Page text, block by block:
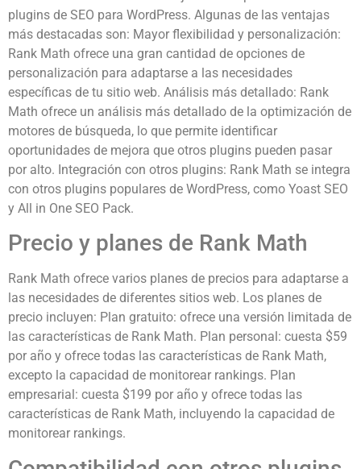
plugins de SEO para WordPress. Algunas de las ventajas
más destacadas son: Mayor flexibilidad y personalización:
Rank Math ofrece una gran cantidad de opciones de
personalización para adaptarse a las necesidades
específicas de tu sitio web. Análisis más detallado: Rank
Math ofrece un análisis más detallado de la optimización de
motores de búsqueda, lo que permite identificar
oportunidades de mejora que otros plugins pueden pasar
por alto. Integración con otros plugins: Rank Math se integra
con otros plugins populares de WordPress, como Yoast SEO
y All in One SEO Pack.
Precio y planes de Rank Math
Rank Math ofrece varios planes de precios para adaptarse a
las necesidades de diferentes sitios web. Los planes de
precio incluyen: Plan gratuito: ofrece una versión limitada de
las características de Rank Math. Plan personal: cuesta $59
por año y ofrece todas las características de Rank Math,
excepto la capacidad de monitorear rankings. Plan
empresarial: cuesta $199 por año y ofrece todas las
características de Rank Math, incluyendo la capacidad de
monitorear rankings.